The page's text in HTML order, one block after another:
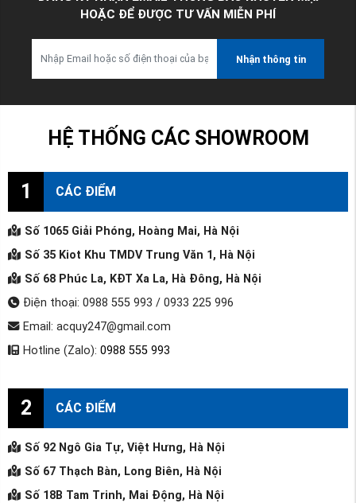
HOẶC ĐỂ ĐƯỢC TƯ VẤN MIỄN PHÍ
Nhận thông tin
HỆ THỐNG CÁC SHOWROOM
1 CÁC ĐIỂM
Số 1065 Giải Phóng, Hoàng Mai, Hà Nội
Số 35 Kiot Khu TMDV Trung Văn 1, Hà Nội
Số 68 Phúc La, KĐT Xa La, Hà Đông, Hà Nội
Điện thoại: 0988 555 993 / 0933 225 996
Email: acquy247@gmail.com
Hotline (Zalo): 0988 555 993
2 CÁC ĐIỂM
Số 92 Ngô Gia Tự, Việt Hưng, Hà Nội
Số 67 Thạch Bàn, Long Biên, Hà Nội
Số 18B Tam Trinh, Mai Động, Hà Nội